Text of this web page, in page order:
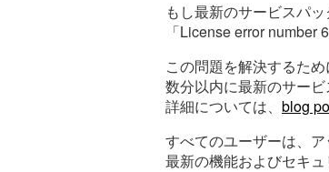
もし最新のサービスパ
「License error number
この問題を解決するた
数分以内に最新のサー
詳細については、 blog
すべてのユーザーは、
最新の機能およびセキ